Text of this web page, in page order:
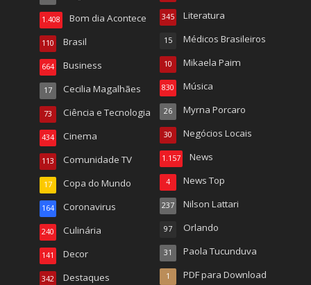
Bom dia Acontece
1.408
Brasil
110
Business
664
Cecilia Magalhães
17
Ciência e Tecnologia
73
Cinema
434
Comunidade TV
113
Copa do Mundo
17
Coronavirus
164
Culinária
240
Decor
141
Destaques
342
Literatura
345
Médicos Brasileiros
15
Mikaela Paim
10
Música
830
Myrna Porcaro
26
Negócios Locais
30
News
1.157
News Top
4
Nilson Lattari
237
Orlando
97
Paola Tucunduva
31
PDF para Download
1